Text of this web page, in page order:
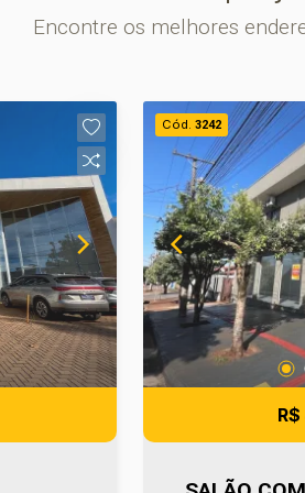
Encontre os melhores
Cód. 3242